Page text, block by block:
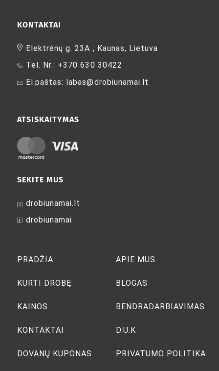
The
be
chosen
the
PRADŽIA
KURTI DROBĘ
KAINOS
KONTAKTAI
DOVANŲ KUPONAS
APIE MUS
BLOGAS
BENDRADARBIAVIMAS
D.U.K
PRIVATUMO POLITIKA
SEKITE MUS
drobiunamai.lt
drobiunamai
ATSISKAITYMAS
KONTAKTAI
Elektrėnų g. 23A , Kaunas, Lietuva
Tel. Nr.: +370 630 30422
El.paštas: labas@drobiunamai.lt